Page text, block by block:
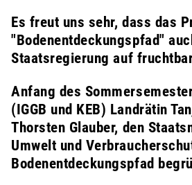
Es freut uns sehr, dass das
"Bodenentdeckungspfad"
Staatsregierung auf
Anfang des
(IGGB und KEB) Landrätin
Thorsten Glauber, den
Umwelt und
Bodenentdeckungspfad